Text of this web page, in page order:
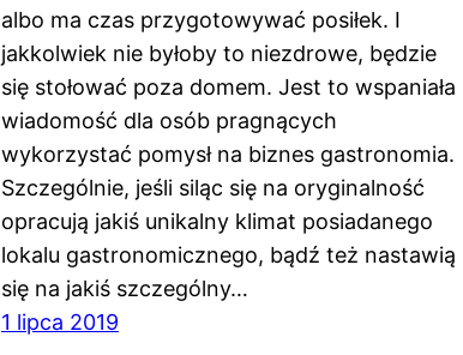
albo ma czas przygotowywać posiłek. I
jakkolwiek nie byłoby to niezdrowe, będzie
się stołować poza domem. Jest to wspaniała
wiadomość dla osób pragnących
wykorzystać pomysł na biznes gastronomia.
Szczególnie, jeśli siląc się na oryginalność
opracują jakiś unikalny klimat posiadanego
lokalu gastronomicznego, bądź też nastawią
się na jakiś szczególny…
1 lipca 2019